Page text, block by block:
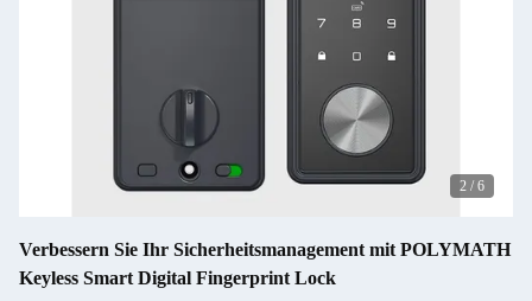
2 / 6
Verbessern Sie Ihr Sicherheitsmanagement mit POLYMATH
Keyless Smart Digital Fingerprint Lock